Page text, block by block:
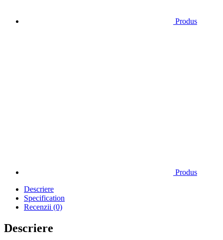
Produs
Produs
Descriere
Specification
Recenzii (0)
Descriere